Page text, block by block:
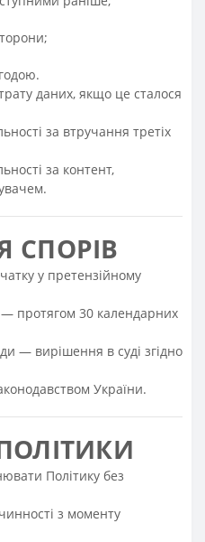
даних, якщо це сталося
за втручання третіх
за контент,
СПОРІВ
у претензійному
— протягом 30 календарних
— вирішення в суді згідно
України.
Політику без
з моменту